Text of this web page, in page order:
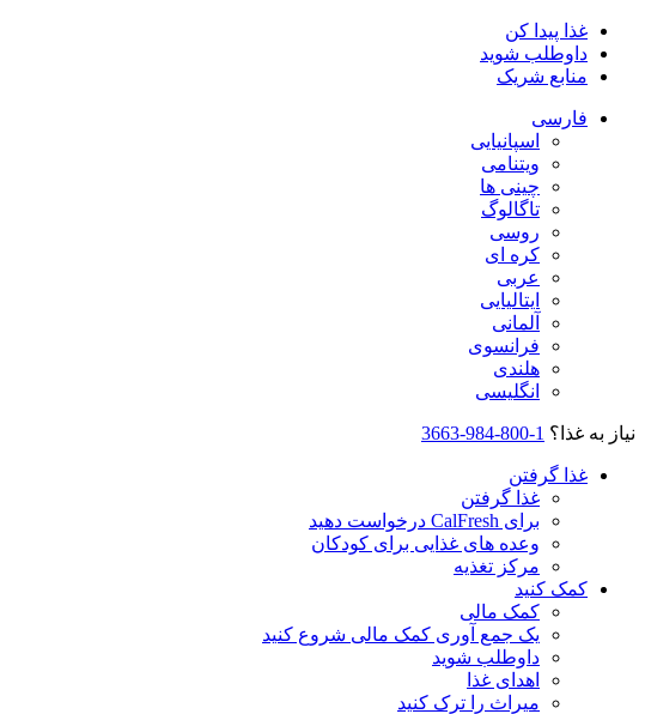
غذا پیدا کن
داوطلب شوید
منابع شریک
فارسی
اسپانیایی
ویتنامی
چینی ها
تاگالوگ
روسی
کره ای
عربی
ایتالیایی
آلمانی
فرانسوی
هلندی
انگلیسی
نیاز به غذا؟ 1-800-984-3663
غذا گرفتن
غذا گرفتن
برای CalFresh درخواست دهید
وعده های غذایی برای کودکان
مرکز تغذیه
کمک کنید
کمک مالی
یک جمع آوری کمک مالی شروع کنید
داوطلب شوید
اهدای غذا
میراث را ترک کنید